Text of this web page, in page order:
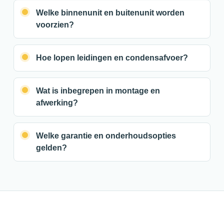
Welke binnenunit en buitenunit worden
voorzien?
Hoe lopen leidingen en condensafvoer?
Wat is inbegrepen in montage en
afwerking?
Welke garantie en onderhoudsopties
gelden?